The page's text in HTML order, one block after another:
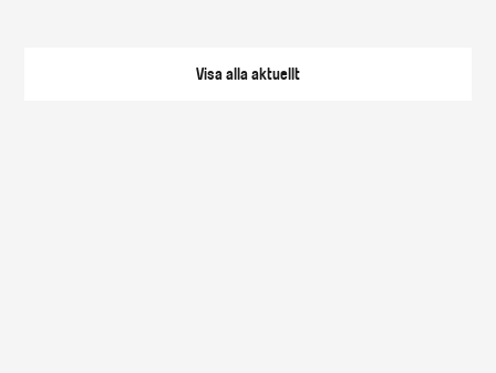
Visa allaaktuellt